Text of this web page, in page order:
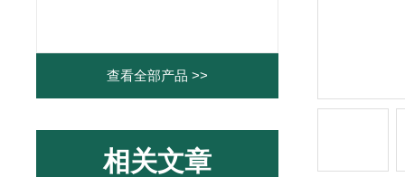
查看全部产品 >>
相关文章